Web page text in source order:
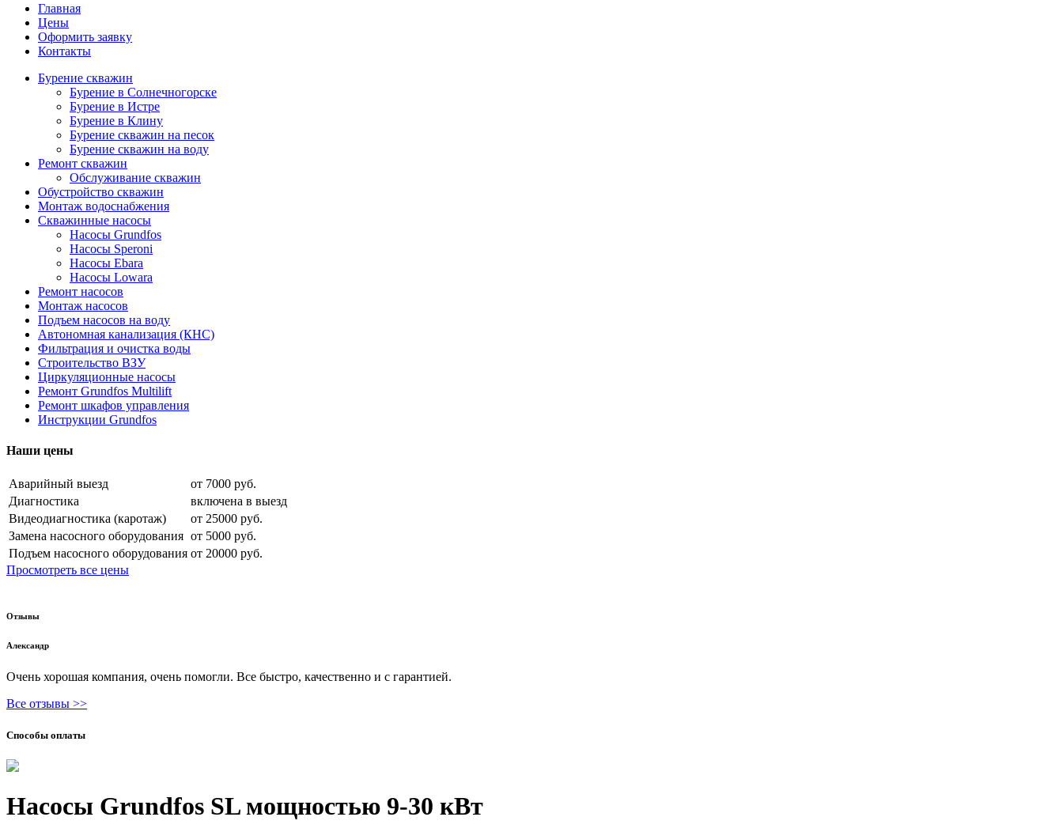
Главная
Цены
Оформить заявку
Контакты
Бурение скважин
Бурение в Солнечногорске
Бурение в Истре
Бурение в Клину
Бурение скважин на песок
Бурение скважин на воду
Ремонт скважин
Обслуживание скважин
Обустройство скважин
Монтаж водоснабжения
Скважинные насосы
Насосы Grundfos
Насосы Speroni
Насосы Ebara
Насосы Lowara
Ремонт насосов
Монтаж насосов
Подъем насосов на воду
Автономная канализация (КНС)
Фильтрация и очистка воды
Строительство ВЗУ
Циркуляционные насосы
Ремонт Grundfos Multilift
Ремонт шкафов управления
Инструкции Grundfos
Наши цены
Аварийный выезд
от 7000 руб.
Диагностика
включена в выезд
Видеодиагностика (каротаж)
от 25000 руб.
Замена насосного оборудования от 5000 руб.
Подъем насосного оборудования от 20000 руб.
Просмотреть все цены
Отзывы
Александр
Очень хорошая компания, очень помогли. Все быстро, качественно и с гарантией.
Все отзывы >>
Способы оплаты
Насосы Grundfos SL мощностью 9-30 кВт